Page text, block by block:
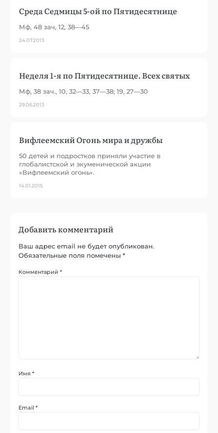
Среда Седмицы 5-ой по Пятидесятнице
Мф, 48 зач, 12, 38—45
24.07.2013
Неделя 1-я по Пятидесятнице. Всех святых
Мф, 38 зач., 10, 32—33, 37—38; 19, 27—30
29.06.2013
Вифлеемский Огонь мира и дружбы
50 детей и подростков приняли участие в
глобалистской и экуменической акции
«Вифлеемский огонь».
14.01.2015
Добавить комментарий
Ваш адрес email не будет опубликован.
Обязательные поля помечены*
Комментарий*
Имя*
Email*